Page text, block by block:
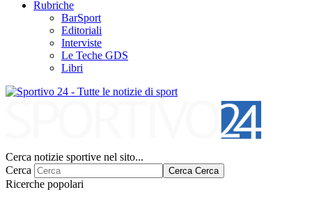
Rubriche
BarSport
Editoriali
Interviste
Le Teche GDS
Libri
Cerca notizie sportive nel sito...
Cerca
Cerca Cerca
Ricerche popolari